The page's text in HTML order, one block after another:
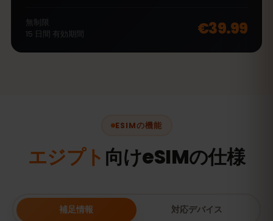
無制限
15 日間 有効期間 €39.99
ESIMの機能
エジプト 向けeSIMの仕様
補足情報 対応デバイス